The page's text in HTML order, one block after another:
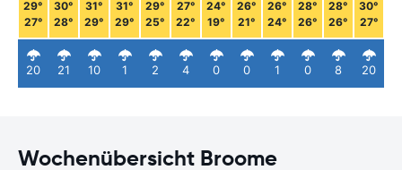
29°
27°
20
30°
28°
21
31°
29°
10
31°
29°
1
29°
25°
2
27°
22°
4
24°
19°
0
26°
21°
0
26°
24°
1
28°
26°
0
28°
26°
8
30°
27°
20
Wochenübersicht Broome